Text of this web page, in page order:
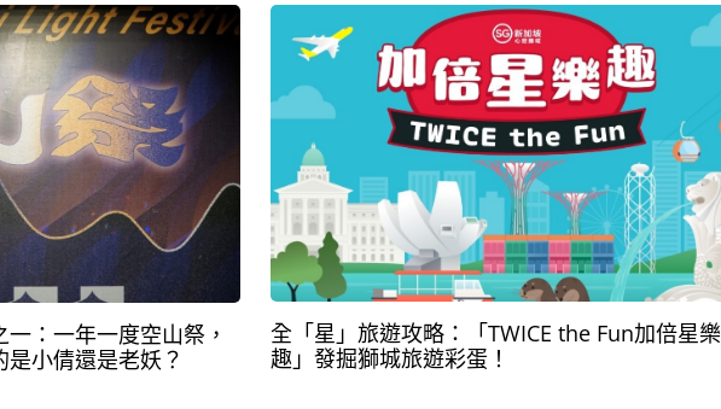
一：一年一度空山祭，
小倩還是老妖？
全「星」旅遊攻略：「TWICE the Fun加倍星樂
趣」發掘獅城旅遊彩蛋！